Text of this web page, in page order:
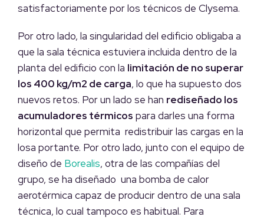
satisfactoriamente por los técnicos de Clysema.
Por otro lado, la singularidad del edificio obligaba a
que la sala técnica estuviera incluida dentro de la
planta del edificio con la limitación de no superar
los 400 kg/m2 de carga, lo que ha supuesto dos
nuevos retos. Por un lado se han rediseñado los
acumuladores térmicos para darles una forma
horizontal que permita redistribuir las cargas en la
losa portante. Por otro lado, junto con el equipo de
diseño de Borealis, otra de las compañías del
grupo, se ha diseñado una bomba de calor
aerotérmica capaz de producir dentro de una sala
técnica, lo cual tampoco es habitual. Para